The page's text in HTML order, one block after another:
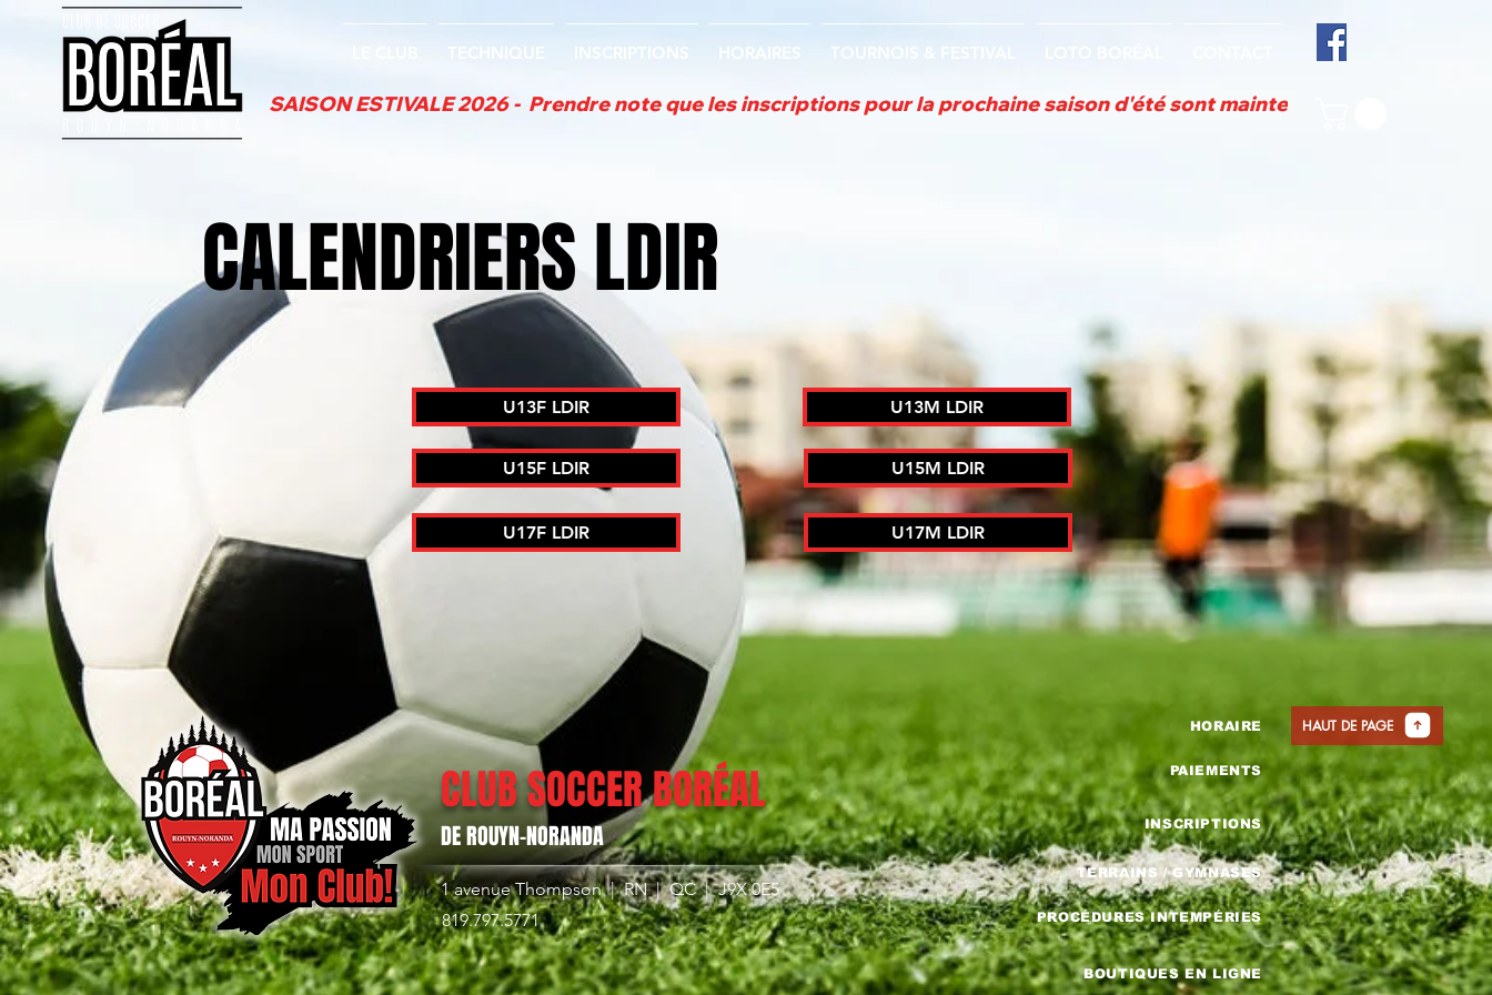
TECHNIQUE INSCRIPTIONS HORAIRES TOURNOIS & FESTIVAL
SAISON ESTIVALE 2026 -  Prendre note que les inscriptions pour la prochaine saison d'été sont maintenant TERMINÉES!
CALENDRIERS LDIR
U13F LDIR U13M LDIR
U15F LDIR
U17F LDIR U17M LDIR
U15M LDIR
CLUB SOCCER BORÉAL
DE ROUYN-NORANDA
1 avenue Thompson | RN | QC | J9X 0E5
819.797.5771
HORAIRE
PAIEMENTS
INSCRIPTIONS
TERRAINS / GYMNASES
PROCÉDURES INTEMPÉRIES
HAUT DE PAGE
BOUTIQUES EN LIGNE